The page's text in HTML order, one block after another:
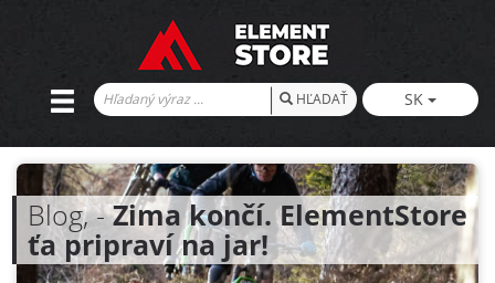
HĽADAŤ SK
Blog, -Zima končí. ElementStore
ťa pripraví na jar!